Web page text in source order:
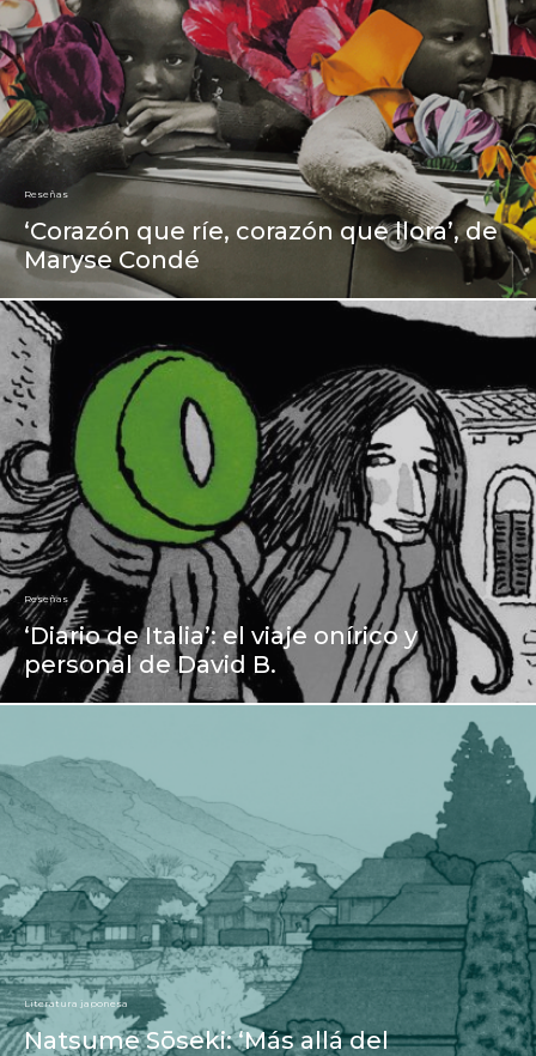
Reseñas
‘Corazón que ríe, corazón que llora’, de
Maryse Condé
Reseñas
‘Diario de Italia’: el viaje onírico y
personal de David B.
Literatura japonesa
Natsume Sōseki: ‘Más allá del